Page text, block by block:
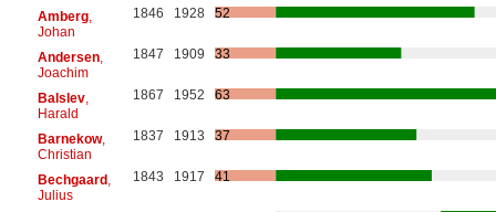
Amberg,
Johan
1846 1928 52
Andersen,
Joachim
1847 1909 33
Balslev,
Harald
1867 1952 63
Barnekow,
Christian
1837 1913 37
Bechgaard,
Julius
1843 1917 41